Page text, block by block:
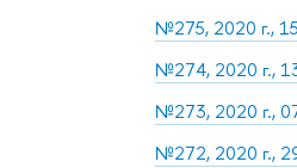
№275, 2020 г.,
№274, 2020 г.,
№273, 2020 г.,
№272, 2020 г.,